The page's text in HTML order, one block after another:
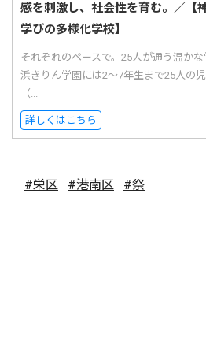
感を刺激し、社会性を育む。／【
学びの多様化学校】
それぞれのペースで。25人が通う温か
浜きりん学園には2〜7年生まで25人の
（...
詳しくはこちら
#栄区 #港南区 #祭